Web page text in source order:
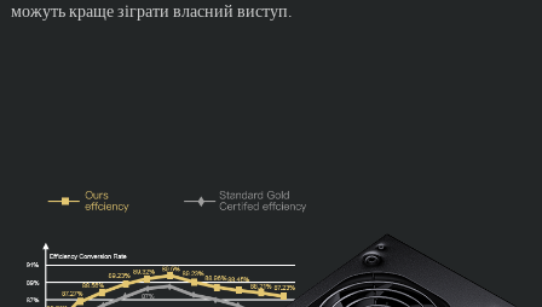
можуть краще зіграти власний виступ.